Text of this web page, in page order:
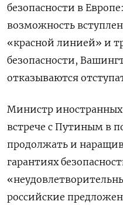
безопасности в
возможность
«красной линией» и
безопасности,
отказываются
Министр иностранных
встрече с Путиным в
продолжать и
гарантиях
российские